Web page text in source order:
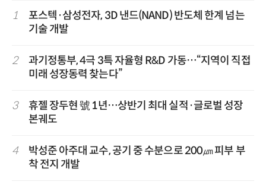
1
포스텍·삼성전자, 3D 낸드(NAND) 반도체 한계 넘는
기술 개발
2
과기정통부, 4극 3특 자율형 R&D 가동…“지역이 직접
미래 성장동력 찾는다”
3
휴젤 장두현 號 1년…상반기 최대 실적·글로벌 성장
본궤도
4
박성준 아주대 교수, 공기 중 수분으로 200㎛ 피부 부
착 전지 개발